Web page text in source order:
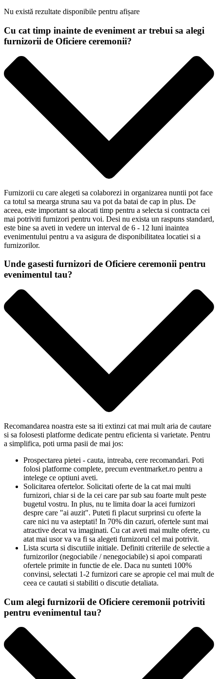
Nu există rezultate disponibile pentru afișare
Cu cat timp inainte de eveniment ar trebui sa alegi
furnizorii de Oficiere ceremonii?
Furnizorii cu care alegeti sa colaborezi in organizarea nuntii pot face
ca totul sa mearga struna sau va pot da batai de cap in plus. De
aceea, este important sa alocati timp pentru a selecta si contracta cei
mai potriviti furnizori pentru voi. Desi nu exista un raspuns standard,
este bine sa aveti in vedere un interval de 6 - 12 luni inaintea
evenimentului pentru a va asigura de disponibilitatea locatiei si a
furnizorilor.
Unde gasesti furnizori de Oficiere ceremonii pentru
evenimentul tau?
Recomandarea noastra este sa iti extinzi cat mai mult aria de cautare
si sa folosesti platforme dedicate pentru eficienta si varietate. Pentru
a simplifica, poti urma pasii de mai jos:
Prospectarea pietei - cauta, intreaba, cere recomandari. Poti
folosi platforme complete, precum eventmarket.ro pentru a
intelege ce optiuni aveti.
Solicitarea ofertelor. Solicitati oferte de la cat mai multi
furnizori, chiar si de la cei care par sub sau foarte mult peste
bugetul vostru. In plus, nu te limita doar la acei furnizori
despre care "ai auzit". Puteti fi placut surprinsi cu oferte la
care nici nu va asteptati! In 70% din cazuri, ofertele sunt mai
atractive decat va imaginati. Cu cat aveti mai multe oferte, cu
atat mai usor va va fi sa alegeti furnizorul cel mai potrivit.
Lista scurta si discutiile initiale. Definiti criteriile de selectie a
furnizorilor (negociabile / nenegociabile) si apoi comparati
ofertele primite in functie de ele. Daca nu sunteti 100%
convinsi, selectati 1-2 furnizori care se apropie cel mai mult de
ceea ce cautati si stabiliti o discutie detaliata.
Cum alegi furnizorii de Oficiere ceremonii potriviti
pentru evenimentul tau?